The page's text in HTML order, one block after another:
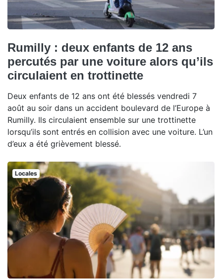
Rumilly : deux enfants de 12 ans
percutés par une voiture alors qu’ils
circulaient en trottinette
Deux enfants de 12 ans ont été blessés vendredi 7
août au soir dans un accident boulevard de l’Europe à
Rumilly. Ils circulaient ensemble sur une trottinette
lorsqu’ils sont entrés en collision avec une voiture. L’un
d’eux a été grièvement blessé.
Locales